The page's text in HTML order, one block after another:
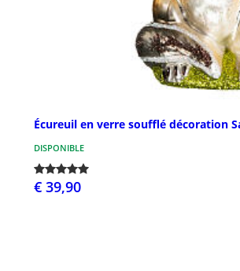
Écureuil en verre soufflé décoration
DISPONIBLE
€ 39,90